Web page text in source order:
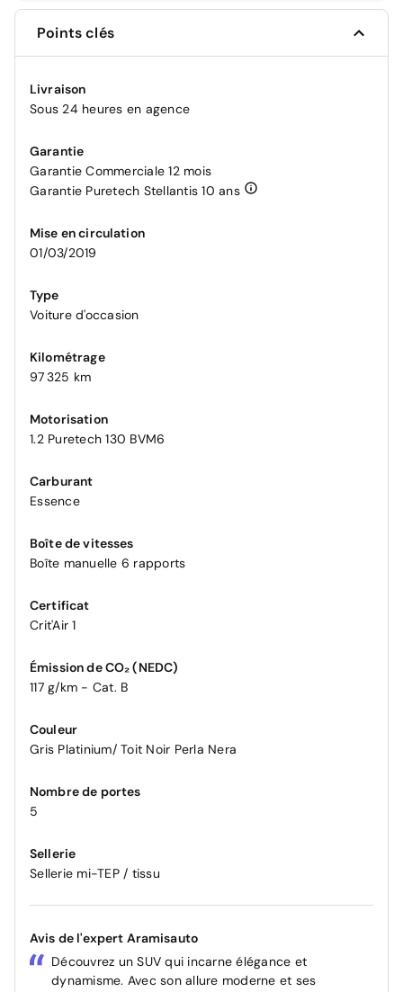
Points clés
Livraison
Sous 24 heures en agence
Garantie
Garantie Commerciale 12 mois
Garantie Puretech Stellantis 10 ans
Mise en circulation
01/03/2019
Type
Voiture d'occasion
Kilométrage
97 325 km
Motorisation
1.2 Puretech 130 BVM6
Carburant
Essence
Boîte de vitesses
Boîte manuelle 6 rapports
Certificat
Crit'Air 1
Émission de CO₂ (NEDC)
117 g/km - Cat. B
Couleur
Gris Platinium/ Toit Noir Perla Nera
Nombre de portes
5
Sellerie
Sellerie mi-TEP / tissu
Avis de l'expert Aramisauto
Découvrez un SUV qui incarne élégance et
dynamisme. Avec son allure moderne et ses